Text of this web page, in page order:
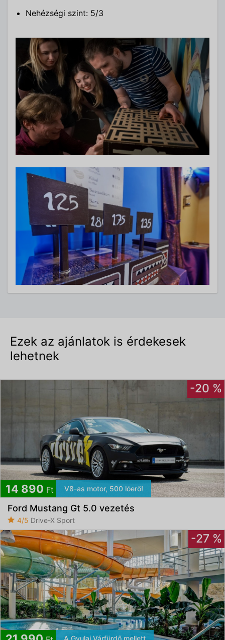
Nehézségi szint: 5/3
Ezek az ajánlatok is érdekesek
lehetnek
-20 %
14 890 Ft V8-as motor, 500 lóerő!
Ford Mustang Gt 5.0 vezetés
4/5 Drive-X Sport
-27 %